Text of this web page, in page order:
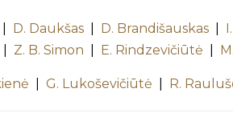
D. Daukšas D. Brandišauskas
Z. B. Simon E. Rindzevičiūtė
G. Lukoševičiūtė R.